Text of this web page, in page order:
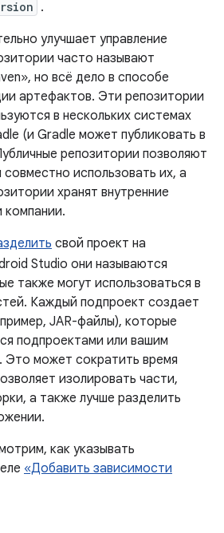
.
улучшает управление
часто называют
но всё дело в способе
артефактов. Эти репозитории
в нескольких системах
(и Gradle может публиковать в
репозитории позволяют
использовать их, а
хранят внутренние
компании.
свой проект на
Studio они называются
также могут использоваться в
Каждый подпроект создает
JAR-файлы), которые
подпроектами или вашим
Это может сократить время
изолировать части,
а также лучше разделить
как указывать
«Добавить зависимости